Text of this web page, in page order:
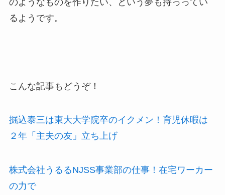
るようです。
こんな記事もどうぞ！
掘込泰三は東大大学院卒のイクメン！育児休暇は
２年「主夫の友」立ち上げ
株式会社うるるNJSS事業部の仕事！在宅ワーカー
の力で